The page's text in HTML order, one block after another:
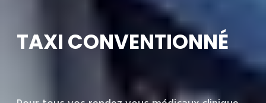
TAXI CONVENTIONNÉ